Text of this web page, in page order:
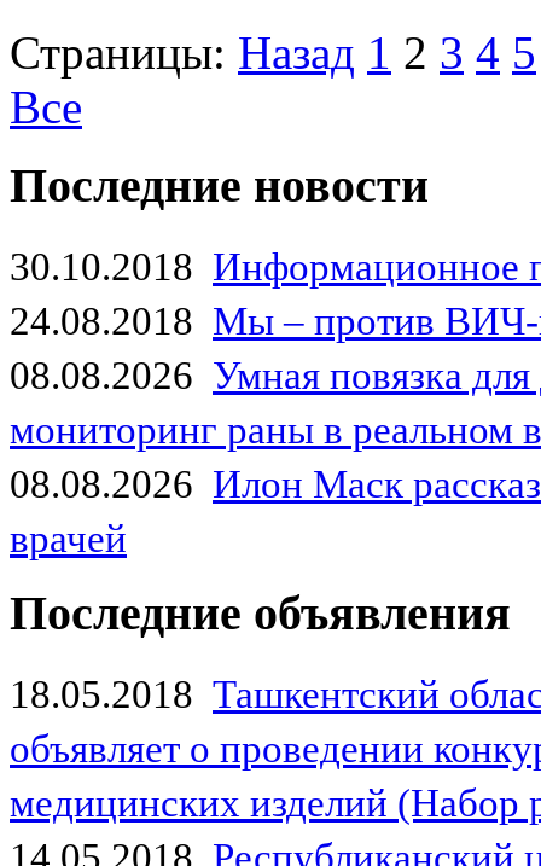
Страницы: Назад 1 2 3 4 5
Все
Последние новости
30.10.2018 Информационное
24.08.2018 Мы – против
08.08.2026 Умная повязка
мониторинг раны в реальном
08.08.2026 Илон Маск
врачей
Последние объявления
18.05.2018 Ташкентский
объявляет о проведении
медицинских изделий (Набор